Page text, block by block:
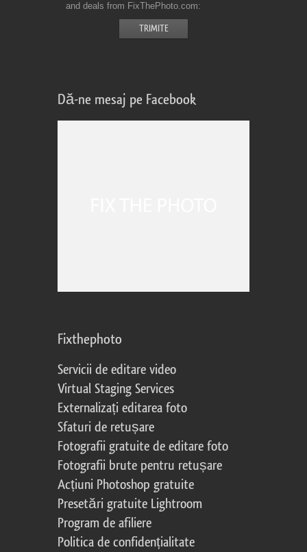
and deals from FixThePhoto.com
Dă-ne mesaj pe Facebook
Fixthephoto
Servicii de editare video
Virtual Staging Services
Externalizați editarea foto
Sfaturi de retușare
Fotografii gratuite de editare foto
Fotografii brute pentru retușare
Acțiuni Photoshop gratuite
Presetări gratuite Lightroom
Program de afiliere
Politica de confidențialitate